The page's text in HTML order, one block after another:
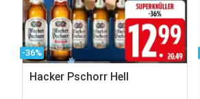
-36%
Hacker Pschorr Hell